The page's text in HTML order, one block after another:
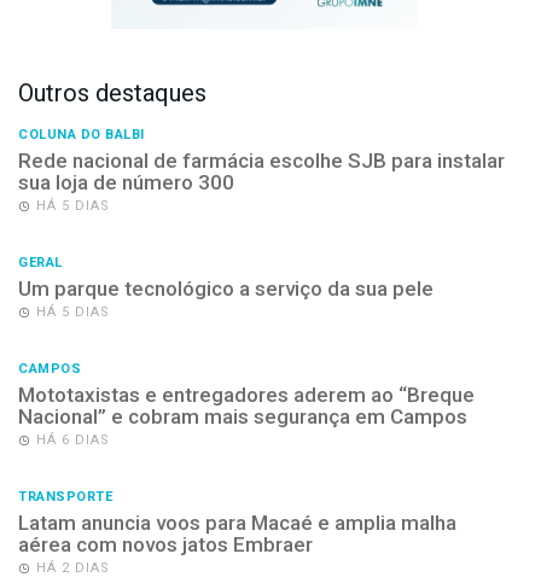
Outros destaques
COLUNA DO BALBI
Rede nacional de farmácia escolhe SJB para instalar
sua loja de número 300
HÁ 5 DIAS
GERAL
Um parque tecnológico a serviço da sua pele
HÁ 5 DIAS
CAMPOS
Mototaxistas e entregadores aderem ao “Breque
Nacional” e cobram mais segurança em Campos
HÁ 6 DIAS
TRANSPORTE
Latam anuncia voos para Macaé e amplia malha
aérea com novos jatos Embraer
HÁ 2 DIAS